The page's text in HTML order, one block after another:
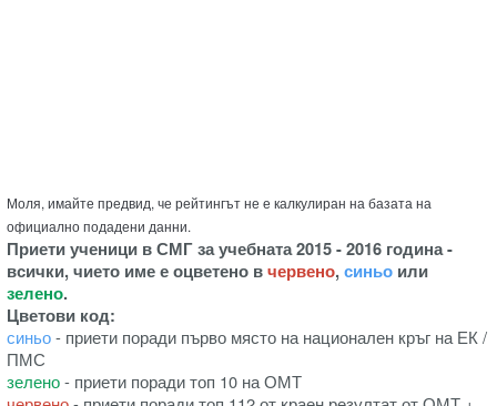
Моля, имайте предвид, че рейтингът не е калкулиран на базата на
официално подадени данни.
Приети ученици в СМГ за учебната 2015 - 2016 година -
всички, чието име е оцветено вчервено,синьо или
зелено.
Цветови код:
синьо- приети поради първо място на национален кръг на ЕК /
ПМС
зелено- приети поради топ 10 на ОМТ